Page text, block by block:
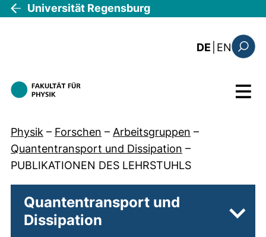
Direkt zum Inhalt
Universität Regensburg
DE EN: this
Menü
Physik – Forschen – Arbeitsgruppen –
Quantentransport und Dissipation –
PUBLIKATIONEN DES LEHRSTUHLS
Quantentransport und
Dissipation